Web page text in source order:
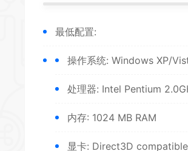
最低配置:
操作系统: Windows XP/
处理器: Intel Pentium
内存: 1024 MB RAM
显卡: Direct3D